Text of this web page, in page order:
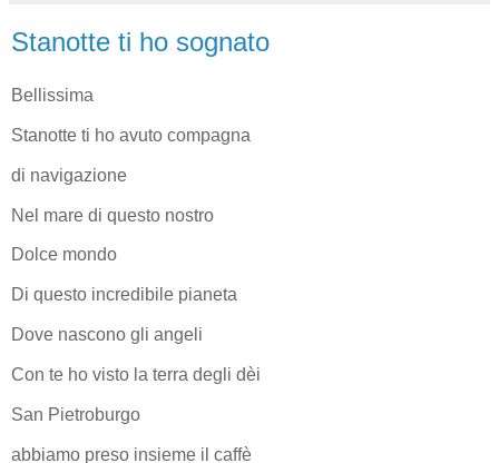
Stanotte ti ho sognato
Bellissima
Stanotte ti ho avuto compagna
di navigazione
Nel mare di questo nostro
Dolce mondo
Di questo incredibile pianeta
Dove nascono gli angeli
Con te ho visto la terra degli dèi
San Pietroburgo
abbiamo preso insieme il caffè